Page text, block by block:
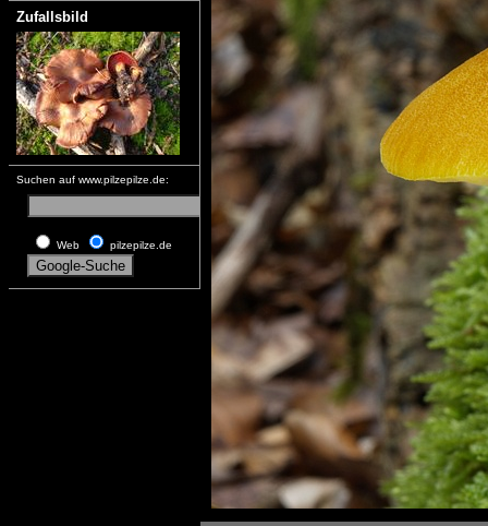
Zufallsbild
Suchen auf www.pilzepilze.de:
Web pilzepilze.de